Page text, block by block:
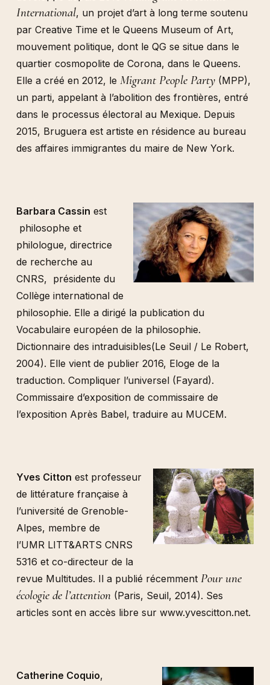
International, un projet d’art à long terme soutenu
par Creative Time et le Queens Museum of Art,
mouvement politique, dont le QG se situe dans le
quartier cosmopolite de Corona, dans le Queens.
Elle a créé en 2012, le Migrant People Party(MPP),
un parti, appelant à l’abolition des frontières, entré
dans le processus électoral au Mexique. Depuis
2015, Bruguera est artiste en résidence au bureau
des affaires immigrantes du maire de New York.
Barbara Cassin est
philosophe et
philologue, directrice
de recherche au
CNRS, présidente du
Collège international de
philosophie. Elle a dirigé la publication du
Vocabulaire européen de la philosophie.
Dictionnaire des intraduisibles(Le Seuil / Le Robert,
2004). Elle vient de publier 2016, Eloge de la
traduction. Compliquer l’universel (Fayard).
Commissaire d’exposition de commissaire de
l’exposition Après Babel, traduire au MUCEM.
Yves Citton est professeur
de littérature française à
l’université de Grenoble-
Alpes, membre de
l’UMR LITT&ARTS CNRS
5316 et co-directeur de la
revue Multitudes. Il a publié récemment Pour une
écologie de l’attention(Paris, Seuil, 2014). Ses
articles sont en accès libre sur www.yvescitton.net.
Catherine Coquio,